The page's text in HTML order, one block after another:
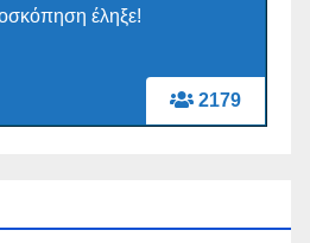
2179
έληξε!